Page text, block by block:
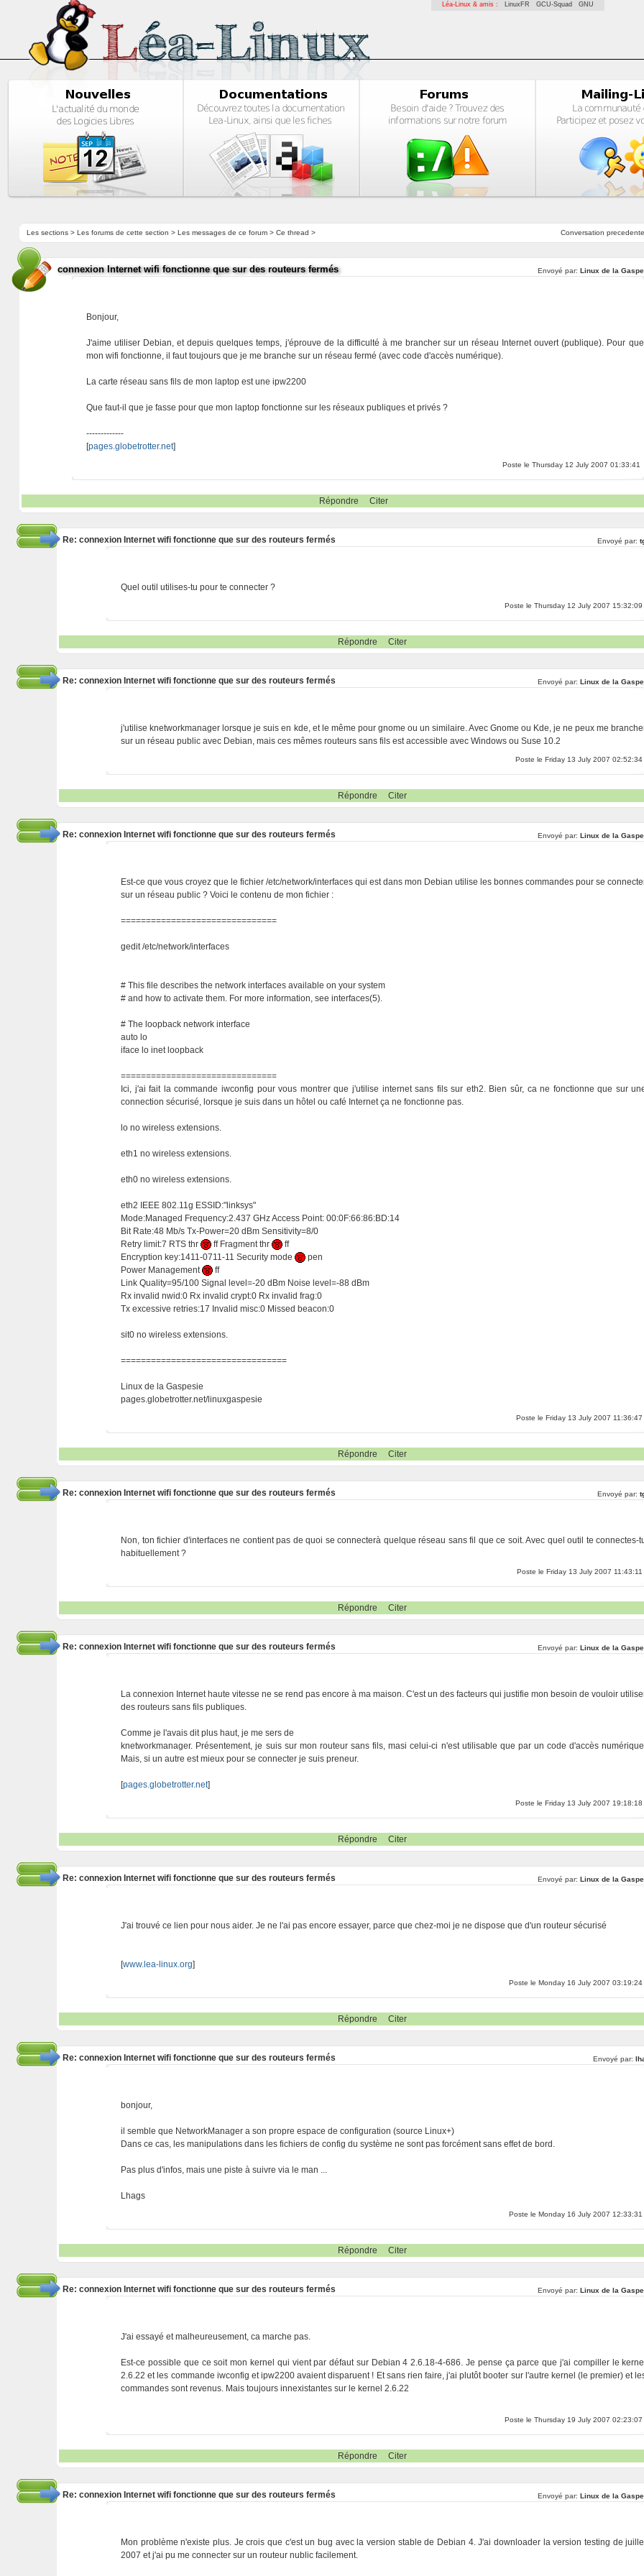
Léa-Linux & amis : LinuxFR GCU-Squad GNU
Conversation precedente
Les sections> Les forums de cette section > Les messages de ce forum> Ce thread >
connexion Internet wifi fonctionne que sur des routeurs fermés Envoyé par: Linux de la
Bonjour,
J'aime utiliser Debian, et depuis quelques temps, j'éprouve de la difficulté à me brancher sur un réseau Internet ouvert (publique). Pour que
mon wifi fonctionne, il faut toujours que je me branche sur un réseau fermé (avec code d'accès numérique).
La carte réseau sans fils de mon laptop est une ipw2200
Que faut-il que je fasse pour que mon laptop fonctionne sur les réseaux publiques et privés ?
-------------
[pages.globetrotter.net]
Poste le Thursday 12 July 2007 01:33:41
Répondre Citer
Re: connexion Internet wifi fonctionne que sur des routeurs fermés Envoyé par:
Quel outil utilises-tu pour te connecter ?
Poste le Thursday 12 July 2007 15:32:09
Répondre Citer
Re: connexion Internet wifi fonctionne que sur des routeurs fermés Envoyé par: Linux de la
j'utilise knetworkmanager lorsque je suis en kde, et le même pour gnome ou un similaire. Avec Gnome ou Kde, je ne peux me
sur un réseau public avec Debian, mais ces mêmes routeurs sans fils est accessible avec Windows ou Suse 10.2
Poste le Friday 13 July 2007 02:52:34
Répondre Citer
Re: connexion Internet wifi fonctionne que sur des routeurs fermés Envoyé par: Linux de la
Est-ce que vous croyez que le fichier /etc/network/interfaces qui est dans mon Debian utilise les bonnes commandes pour se
sur un réseau public ? Voici le contenu de mon fichier :
===============================
gedit /etc/network/interfaces
# This file describes the network interfaces available on your system
# and how to activate them. For more information, see interfaces(5).
# The loopback network interface
auto lo
iface lo inet loopback
===============================
Ici, j'ai fait la commande iwconfig pour vous montrer que j'utilise internet sans fils sur eth2. Bien sûr, ca ne fonctionne que sur
connection sécurisé, lorsque je suis dans un hôtel ou café Internet ça ne fonctionne pas.
lo no wireless extensions.
eth1 no wireless extensions.
eth0 no wireless extensions.
eth2 IEEE 802.11g ESSID:"linksys"
Mode:Managed Frequency:2.437 GHz Access Point: 00:0F:66:86:BD:14
Bit Rate:48 Mb/s Tx-Power=20 dBm Sensitivity=8/0
Retry limit:7 RTS thr
ff Fragment thr
ff
Encryption key:1411-0711-11 Security mode
pen
Power Management
ff
Link Quality=95/100 Signal level=-20 dBm Noise level=-88 dBm
Rx invalid nwid:0 Rx invalid crypt:0 Rx invalid frag:0
Tx excessive retries:17 Invalid misc:0 Missed beacon:0
sit0 no wireless extensions.
=================================
Linux de la Gaspesie
pages.globetrotter.net/linuxgaspesie
Poste le Friday 13 July 2007 11:36:47
Répondre Citer
Re: connexion Internet wifi fonctionne que sur des routeurs fermés Envoyé par:
Non, ton fichier d'interfaces ne contient pas de quoi se connecterà quelque réseau sans fil que ce soit. Avec quel outil te connectes-
habituellement ?
Poste le Friday 13 July 2007 11:43:11
Répondre Citer
Re: connexion Internet wifi fonctionne que sur des routeurs fermés Envoyé par: Linux de la
La connexion Internet haute vitesse ne se rend pas encore à ma maison. C'est un des facteurs qui justifie mon besoin de vouloir
des routeurs sans fils publiques.
Comme je l'avais dit plus haut, je me sers de
knetworkmanager. Présentement, je suis sur mon routeur sans fils, masi celui-ci n'est utilisable que par un code d'accès
Mais, si un autre est mieux pour se connecter je suis preneur.
[pages.globetrotter.net]
Poste le Friday 13 July 2007 19:18:18
Répondre Citer
Re: connexion Internet wifi fonctionne que sur des routeurs fermés Envoyé par: Linux de la
J'ai trouvé ce lien pour nous aider. Je ne l'ai pas encore essayer, parce que chez-moi je ne dispose que d'un routeur sécurisé
[www.lea-linux.org]
Poste le Monday 16 July 2007 03:19:24
Répondre Citer
Re: connexion Internet wifi fonctionne que sur des routeurs fermés Envoyé par:
bonjour,
il semble que NetworkManager a son propre espace de configuration (source Linux+)
Dans ce cas, les manipulations dans les fichiers de config du système ne sont pas forcément sans effet de bord.
Pas plus d'infos, mais une piste à suivre via le man ...
Lhags
Poste le Monday 16 July 2007 12:33:31
Répondre Citer
Re: connexion Internet wifi fonctionne que sur des routeurs fermés Envoyé par: Linux de la
J'ai essayé et malheureusement, ca marche pas.
Est-ce possible que ce soit mon kernel qui vient par défaut sur Debian 4 2.6.18-4-686. Je pense ça parce que j'ai compiller le
2.6.22 et les commande iwconfig et ipw2200 avaient disparuent ! Et sans rien faire, j'ai plutôt booter sur l'autre kernel (le premier) et
commandes sont revenus. Mais toujours innexistantes sur le kernel 2.6.22
Poste le Thursday 19 July 2007 02:23:07
Répondre Citer
Re: connexion Internet wifi fonctionne que sur des routeurs fermés Envoyé par: Linux de la
Mon problème n'existe plus. Je crois que c'est un bug avec la version stable de Debian 4. J'ai downloader la version testing de
2007 et j'ai pu me connecter sur un routeur nublic facilement.